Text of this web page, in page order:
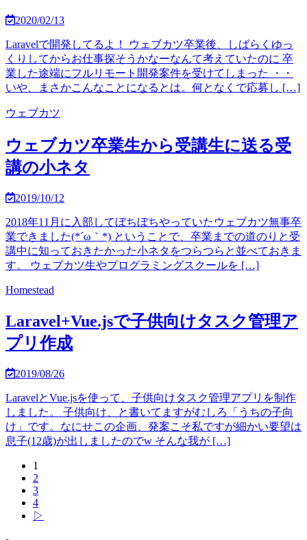
2020/02/13
Laravelで開発してるよ！ ウェブカツ卒業後、しばらくゆっ
くりしてからお仕事探そうかなーなんて考えていたのに 卒
業した途端にフルリモート開発案件を受けてしまった ・・
いや、まさかこんなことになるとは。何となくで応募し […]
ウェブカツ
ウェブカツ卒業生から受講生に送る受
講の小ネタ
2019/10/12
2018年11月に入部してぼちぼちやっていたウェブカツ無事卒
業できました(*´ω｀*) ということで、卒業までの道のりと受
講中に知っておきたかった小ネタをつらつらと並べておきま
す。 ウェブカツ生やプログラミングスクールを […]
Homestead
Laravel+Vue.jsで子供向けタスク管理ア
プリ作成
2019/08/26
LaravelとVue.jsを使って、子供向けタスク管理アプリを制作
しました。 子供向け、と書いてますがむしろ「うちの子向
け」です。なにせこの企画、発案こそ私ですが細かい要望は
息子(12歳)が出しましたのでw そんな我が […]
1
2
3
4
▷